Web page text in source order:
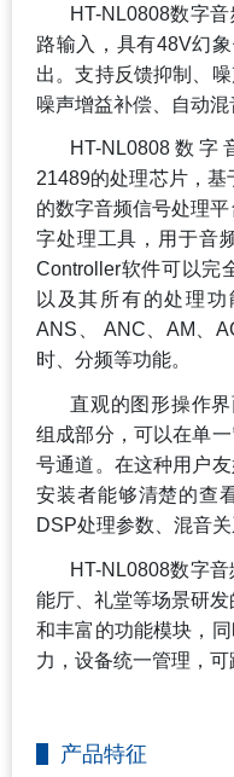
HT-NL0808数字音
路输入，具有48V幻
出。支持反馈抑制、
噪声增益补偿、自动混
HT-NL0808 数字
21489的处理芯片，
的数字音频信号处理
字处理工具，用于音
Controller软件可以完
以及其所有的处理功
ANS、 ANC、AM、
时、分频等功能。
直观的图形操作
组成部分，可以在单
号通道。在这种用户
安装者能够清楚的查
DSP处理参数、混音关
HT-NL0808数字音
能厅、礼堂等场景研
和丰富的功能模块，
力，设备统一管理，可
产品特征